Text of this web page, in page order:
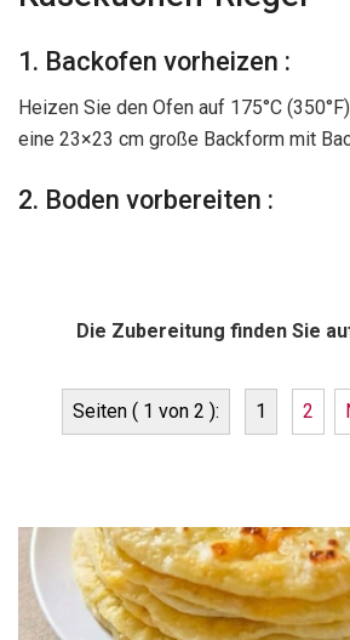
1. Backofen vorheizen :
Heizen Sie den Ofen auf 175°C
eine 23×23 cm große Backform mit
2. Boden vorbereiten :
Die Zubereitung finden Sie
Seiten ( 1 von 2 ): 1 2